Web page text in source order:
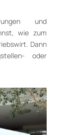
und
wie zum
Dann
oder